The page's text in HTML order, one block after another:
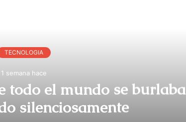
TECNOLOGIA
1 semana hace
todo el mundo se burlaba
silenciosamente